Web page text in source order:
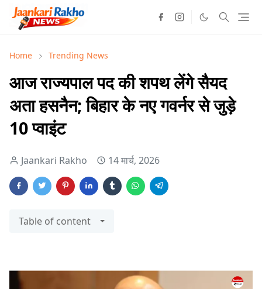
Home Trending News
आज राज्यपाल पद की शपथ लेंगे सैयद
अता हसनैन; बिहार के नए गवर्नर से जुड़े
10 प्वाइंट
Jaankari Rakho 14 मार्च, 2026
Table of content